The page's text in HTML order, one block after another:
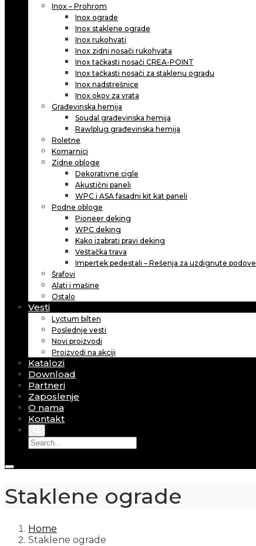
Inox – Prohrom
Inox ograde
Inox staklene ograde
Inox rukohvati
Inox zidni nosači rukohvata
Inox tačkasti nosači CREA-POINT
Inox tačkasti nosači za staklenu ogradu
Inox nadstrešnice
Inox okov za vrata
Građevinska hemija
Soudal građevinska hemija
Rawlplug građevinska hemija
Roletne
Komarnici
Zidne obloge
Dekorativne cigle
Akustični paneli
WPC i ASA fasadni kit kat paneli
Podne obloge
Pioneer deking
WPC deking
Kako izabrati pravi deking
Veštačka trava
Impertek pedestali – Rešenja za uzdignute podove
Šrafovi
Alati i mašine
Ostalo
Vesti
Lyctum bilten
Poslednje vesti
Novi proizvodi
Proizvodi na akciji
Katalozi
Download
Partneri
Zaposlenje
O nama
Kontakt
Staklene ograde
Home
Staklene ograde